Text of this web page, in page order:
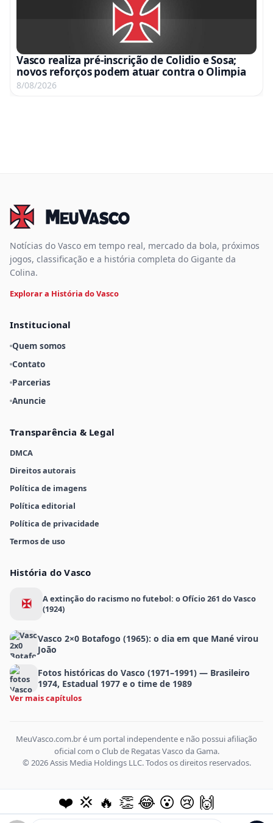
Vasco realiza pré-inscrição de Colidio e Sosa;
novos reforços podem atuar contra o Olimpia
8/08/2026
Notícias do Vasco em tempo real, mercado da bola, próximos
jogos, classificação e a história completa do Gigante da
Colina.
Explorar a História do Vasco
Institucional
Quem somos
Contato
Parcerias
Anuncie
Transparência & Legal
DMCA
Direitos autorais
Política de imagens
Política editorial
Política de privacidade
Termos de uso
História do Vasco
✠
A extinção do racismo no futebol: o Ofício 261 do Vasco
(1924)
Vasco 2×0 Botafogo (1965): o dia em que Mané virou
João
Fotos históricas do Vasco (1971–1991) — Brasileiro
1974, Estadual 1977 e o time de 1989
Ver mais capítulos
MeuVasco.com.br é um portal independente e não possui afiliação
oficial com o Club de Regatas Vasco da Gama.
© 2026 Assis Media Holdings LLC. Todos os direitos reservados.
❤️ 💢 🔥 👏 😂 😮 😢 🙌